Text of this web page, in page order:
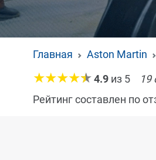
Главная Aston Martin
4.9 из 5 19
Рейтинг составлен по